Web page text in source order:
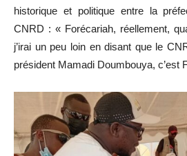
historique et politique entre la
CNRD : « Forécariah, réellement,
j’irai un peu loin en disant que le
président Mamadi Doumbouya, c’est